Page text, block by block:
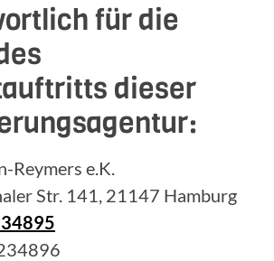
für die
dieser
Reymers e.K.
Str. 141, 21147 Hamburg